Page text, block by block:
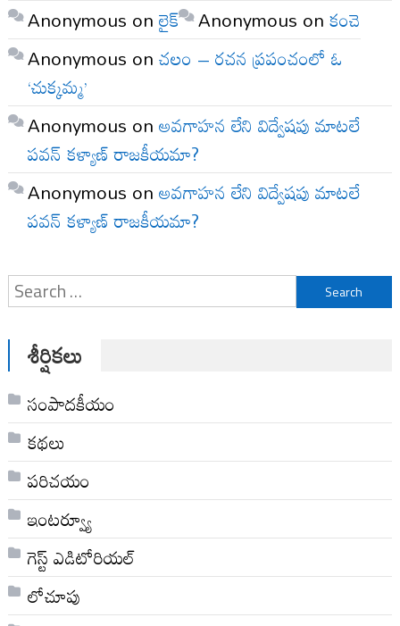
Anonymous onలైక్ Anonymous onకంచె
Anonymous onచలం – రచన ప్రపంచంలో ఓ
‘చుక్కమ్మ’
Anonymous onఅవగాహన లేని విద్వేషపు మాటలే
పవన్ కళ్యాణ్ రాజకీయమా?
Anonymous onఅవగాహన లేని విద్వేషపు మాటలే
పవన్ కళ్యాణ్ రాజకీయమా?
Search
for:
శీర్షికలు
సంపాదకీయం
కథలు
పరిచయం
ఇంటర్వ్యూ
గెస్ట్ ఎడిటోరియల్
లోచూపు